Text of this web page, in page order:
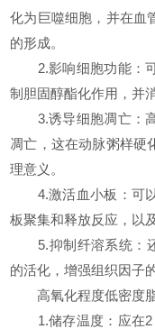
化为巨噬细胞，并在血
的形成。
2.影响细胞功能：可
制胆固醇酯化作用，并
3.诱导细胞凋亡：高
凋亡，这在动脉粥样硬
理意义。
4.激活血小板：可以
板聚集和释放反应，以
5.抑制纤溶系统：还
的活化，增强组织因子
高氧化程度低密度脂
1.储存温度：应在2